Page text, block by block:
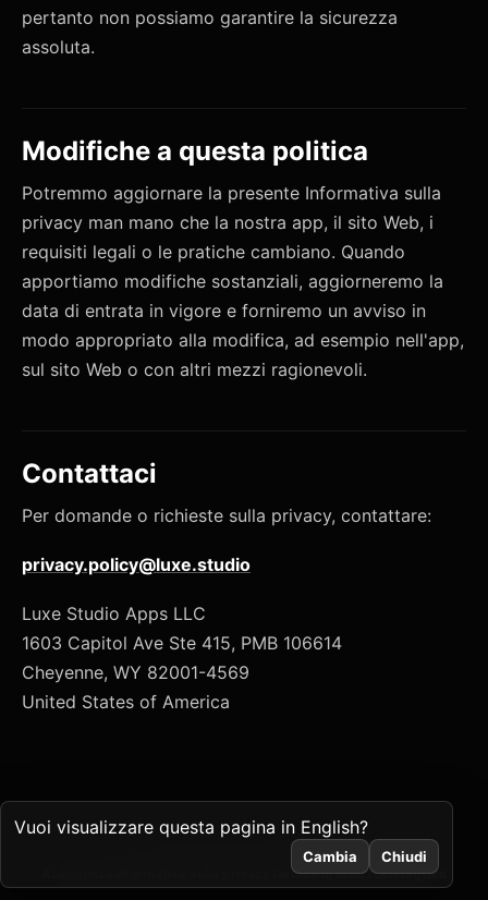
pertanto non possiamo garantire la sicurezza
assoluta.
Modifiche a questa politica
Potremmo aggiornare la presente Informativa sulla
privacy man mano che la nostra app, il sito Web, i
requisiti legali o le pratiche cambiano. Quando
apportiamo modifiche sostanziali, aggiorneremo la
data di entrata in vigore e forniremo un avviso in
modo appropriato alla modifica, ad esempio nell'app,
sul sito Web o con altri mezzi ragionevoli.
Contattaci
Per domande o richieste sulla privacy, contattare:
privacy.policy@luxe.studio
Luxe Studio Apps LLC
1603 Capitol Ave Ste 415, PMB 106614
Cheyenne, WY 82001-4569
United States of America
© 2026 Luxe Studio Apps LLC
Termini di utilizzoInstagram
Vuoi visualizzare questa pagina in English?
Cambia Chiudi